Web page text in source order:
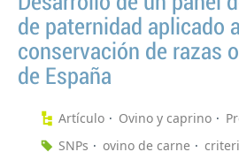
de paternidad aplicado
conservación de razas
de España
Artículo Ovino y caprino
SNPs
ovino de carne